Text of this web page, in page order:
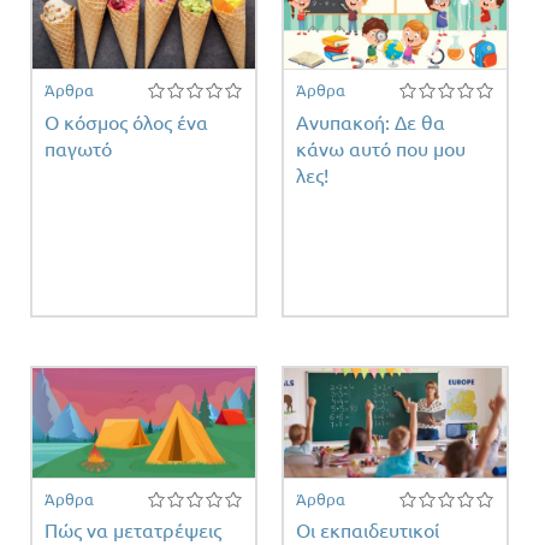
Άρθρα
Ο κόσμος όλος ένα
παγωτό
Άρθρα
Ανυπακοή: Δε θα
κάνω αυτό που μου
λες!
Άρθρα
Πώς να μετατρέψεις
Άρθρα
Οι εκπαιδευτικοί